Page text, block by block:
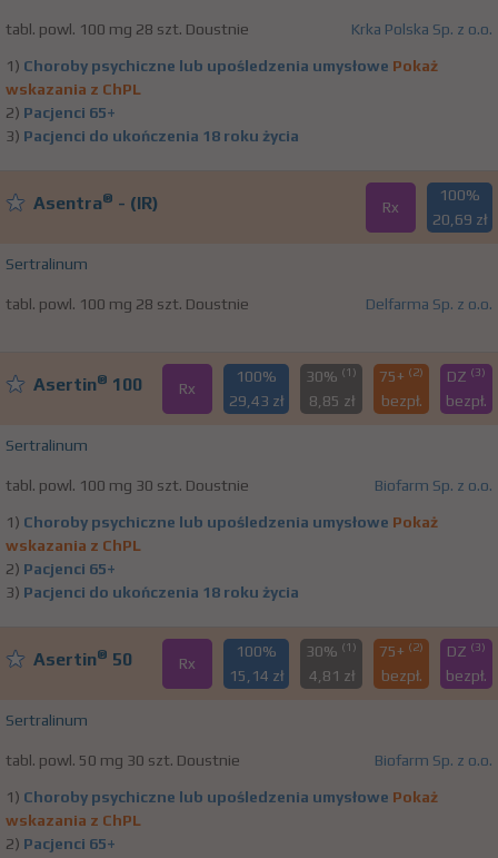
tabl. powl. 100 mg 28 szt. Doustnie Krka Polska Sp. z o.o.
1) Choroby psychiczne lub upośledzenia umysłowe Pokaż
wskazania z ChPL
2) Pacjenci 65+
3) Pacjenci do ukończenia 18 roku życia
Asentra® - (IR) Rx
100%
20,69 zł
Sertralinum
tabl. powl. 100 mg 28 szt. Doustnie Delfarma Sp. z o.o.
Asertin® 100 Rx
100%
29,43 zł
30% (1)
8,85 zł
75+ (2)
bezpł.
DZ (3)
bezpł.
Sertralinum
tabl. powl. 100 mg 30 szt. Doustnie Biofarm Sp. z o.o.
1) Choroby psychiczne lub upośledzenia umysłowe Pokaż
wskazania z ChPL
2) Pacjenci 65+
3) Pacjenci do ukończenia 18 roku życia
Asertin® 50 Rx
100%
15,14 zł
30% (1)
4,81 zł
75+ (2)
bezpł.
DZ (3)
bezpł.
Sertralinum
tabl. powl. 50 mg 30 szt. Doustnie Biofarm Sp. z o.o.
1) Choroby psychiczne lub upośledzenia umysłowe Pokaż
wskazania z ChPL
2) Pacjenci 65+